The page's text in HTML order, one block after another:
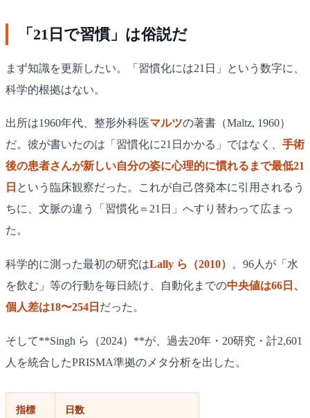
「21日で習慣」は俗説だ
まず知識を更新したい。「習慣化には21日」という数字に、
科学的根拠はない。
出所は1960年代、整形外科医マルツの著書（Maltz, 1960）
だ。彼が書いたのは「習慣化に21日かかる」ではなく、 手術
後の患者さんが新しい自分の姿に心理的に慣れるまで最低21
日 という臨床観察だった。これが自己啓発本に引用されるう
ちに、文脈の違う「習慣化＝21日」へすり替わって広まっ
た。
科学的に測った最初の研究はLally ら（2010）
。96人が「水
を飲む」等の行動を毎日続け、自動化までの中央値は66日、
個人差は18〜254日 だった。
そして**Singh ら（2024）**が、過去20年・20研究・計2,601
人を統合したPRISMA準拠のメタ分析を出した。
指標 日数